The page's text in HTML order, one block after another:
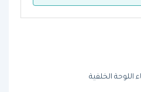
اللوحة الخلفية